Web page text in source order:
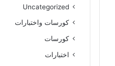
Uncategorized
كورسات واختبارات
كورسات
اختبارات